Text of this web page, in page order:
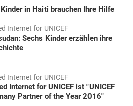
in Haiti brauchen Ihre Hilfe
Internet for UNICEF
Sechs Kinder erzählen ihre
Internet for UNICEF
Internet for UNICEF ist "UNICEF
Partner of the Year 2016"